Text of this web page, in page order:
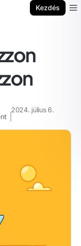
Kezdés
2024. július 6.